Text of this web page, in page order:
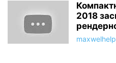
2018
maxwelhelp